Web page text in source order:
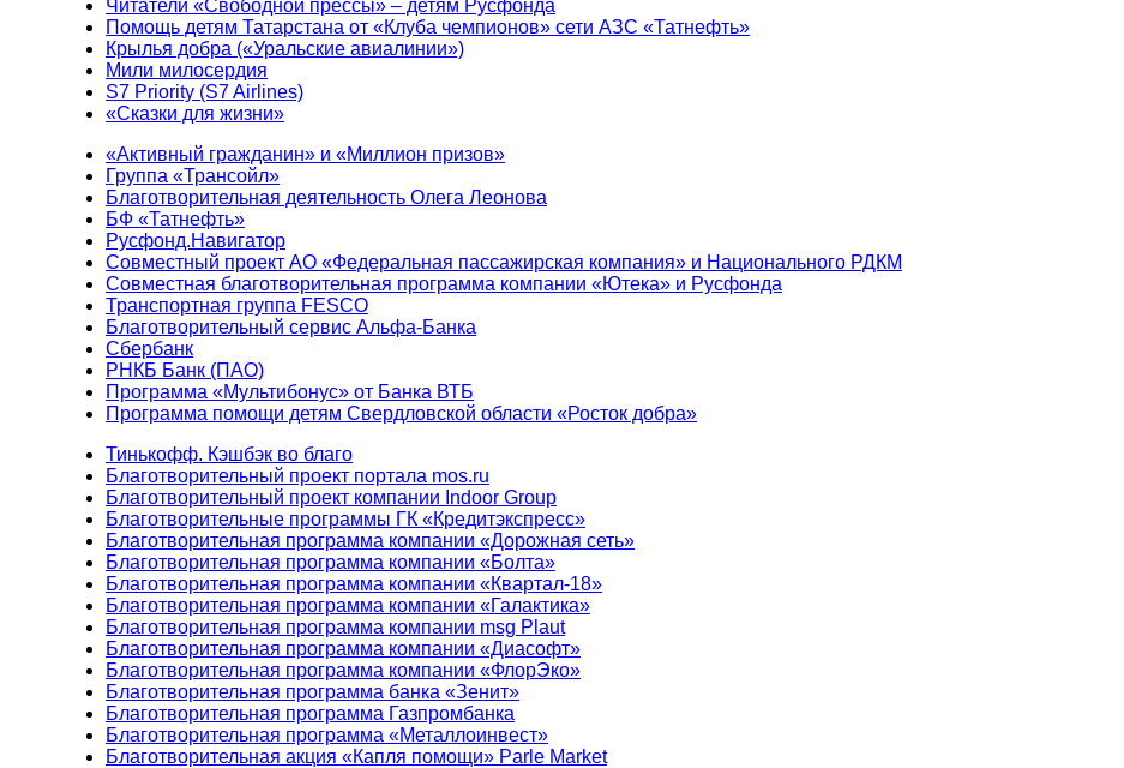
Читатели «Свободной прессы» – детям Русфонда
Помощь детям Татарстана от «Клуба чемпионов» сети АЗС «Татнефть»
Крылья добра («Уральские авиалинии»)
Мили милосердия
S7 Priority (S7 Airlines)
«Сказки для жизни»
«Активный гражданин» и «Миллион призов»
Группа «Трансойл»
Благотворительная деятельность Олега Леонова
БФ «Татнефть»
Русфонд.Навигатор
Совместный проект АО «Федеральная пассажирская компания» и Национального РДКМ
Совместная благотворительная программа компании «Ютека» и Русфонда
Транспортная группа FESCO
Благотворительный сервис Альфа-Банка
Сбербанк
РНКБ Банк (ПАО)
Программа «Мультибонус» от Банка ВТБ
Программа помощи детям Свердловской области «Росток добра»
Тинькофф. Кэшбэк во благо
Благотворительный проект портала mos.ru
Благотворительный проект компании Indoor Group
Благотворительные программы ГК «Кредитэкспресс»
Благотворительная программа компании «Дорожная сеть»
Благотворительная программа компании «Болта»
Благотворительная программа компании «Квартал-18»
Благотворительная программа компании «Галактика»
Благотворительная программа компании msg Plaut
Благотворительная программа компании «Диасофт»
Благотворительная программа компании «ФлорЭко»
Благотворительная программа банка «Зенит»
Благотворительная программа Газпромбанка
Благотворительная программа «Металлоинвест»
Благотворительная акция «Капля помощи» Parle Market